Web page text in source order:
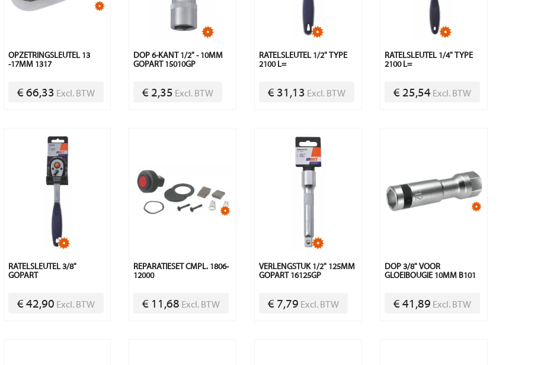
OPZETRINGSLEUTEL 13
-17MM 1317
€ 66,33 Excl. BTW
DOP 6-KANT 1/2" - 10MM
GOPART 15010GP
€ 2,35 Excl. BTW
RATELSLEUTEL 1/2" TYPE
2100 L=
€ 31,13 Excl. BTW
RATELSLEUTEL 1/4" TYPE
2100 L=
€ 25,54 Excl. BTW
RATELSLEUTEL 3/8"
GOPART
€ 42,90 Excl. BTW
REPARATIESET CMPL. 1806-
12000
€ 11,68 Excl. BTW
VERLENGSTUK 1/2" 125MM
GOPART 16125GP
€ 7,79 Excl. BTW
DOP 3/8" VOOR
GLOEIBOUGIE 10MM B101
€ 41,89 Excl. BTW